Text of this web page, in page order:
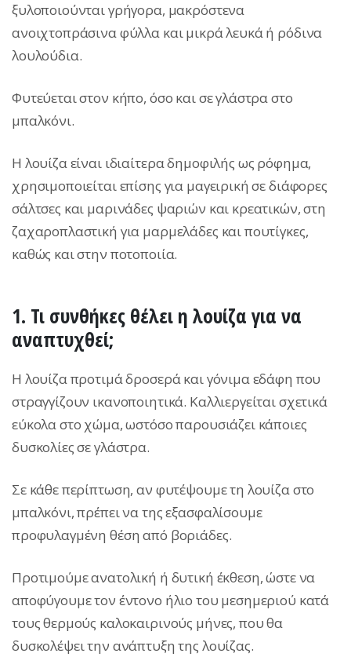
ξυλοποιούνται γρήγορα, μακρόστενα
ανοιχτοπράσινα φύλλα και μικρά λευκά ή ρόδινα
λουλούδια.
Φυτεύεται στον κήπο, όσο και σε γλάστρα στο
μπαλκόνι.
Η λουίζα είναι ιδιαίτερα δημοφιλής ως ρόφημα,
χρησιμοποιείται επίσης για μαγειρική σε διάφορες
σάλτσες και μαρινάδες ψαριών και κρεατικών, στη
ζαχαροπλαστική για μαρμελάδες και πουτίγκες,
καθώς και στην ποτοποιία.
1. Τι συνθήκες θέλει η λουίζα για να
αναπτυχθεί;
Η λουίζα προτιμά δροσερά και γόνιμα εδάφη που
στραγγίζουν ικανοποιητικά. Καλλιεργείται σχετικά
εύκολα στο χώμα, ωστόσο παρουσιάζει κάποιες
δυσκολίες σε γλάστρα.
Σε κάθε περίπτωση, αν φυτέψουμε τη λουίζα στο
μπαλκόνι, πρέπει να της εξασφαλίσουμε
προφυλαγμένη θέση από βοριάδες.
Προτιμούμε ανατολική ή δυτική έκθεση, ώστε να
αποφύγουμε τον έντονο ήλιο του μεσημεριού κατά
τους θερμούς καλοκαιρινούς μήνες, που θα
δυσκολέψει την ανάπτυξη της λουίζας.